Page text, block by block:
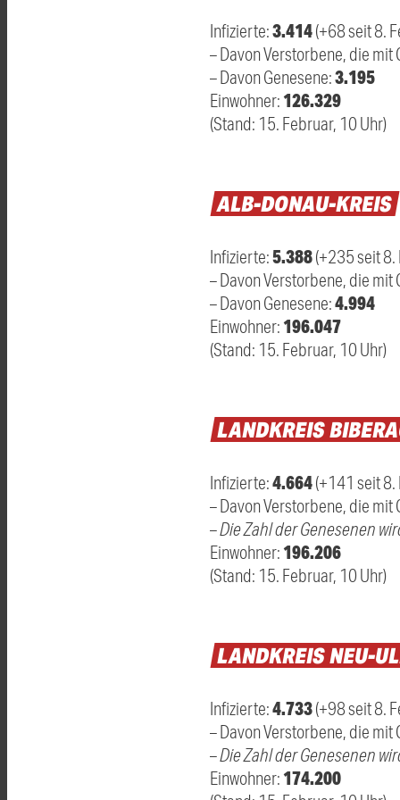
Infizierte:3.414(+68 seit 8.
– Davon Verstorbene, die
– Davon Genesene:3.195
Einwohner: 126.329
(Stand: 15. Februar, 10 Uhr)
ALB-DONAU-KREIS
Infizierte:5.388(+235 seit
– Davon Verstorbene, die
– Davon Genesene:4.994
Einwohner: 196.047
(Stand: 15. Februar, 10 Uhr)
LANDKREIS
Infizierte:4.664(+141 seit
– Davon Verstorbene, die
–Die Zahl der Genesenen
Einwohner: 196.206
(Stand: 15. Februar, 10 Uhr)
LANDKREISNEU-
Infizierte:4.733(+98 seit 8.
– Davon Verstorbene, die
–Die Zahl der Genesenen
Einwohner: 174.200